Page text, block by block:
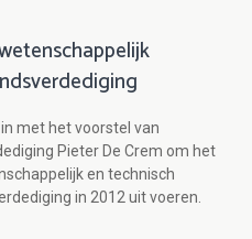
met het voorstel van
Pieter De Crem om het
en technisch
in 2012 uit voeren.